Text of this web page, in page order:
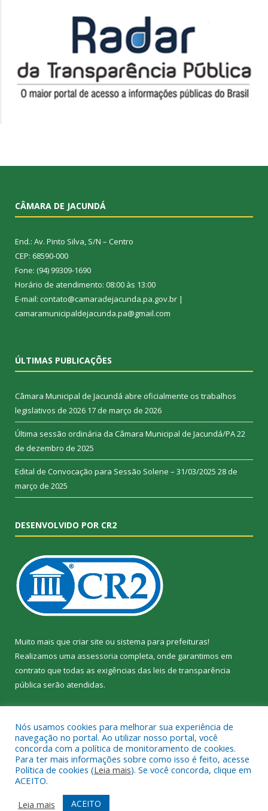
CÂMARA DE JACUNDÁ
End.: Av. Pinto Silva, S/N – Centro
CEP: 68590-000
Fone: (94) 99309-1690
Horário de atendimento: 08:00 às 13:00
E-mail: contato@camaradejacunda.pa.gov.br |
camaramunicipaldejacunda.pa@gmail.com
ÚLTIMAS PUBLICAÇÕES
Câmara Municipal de Jacundá abre oficialmente os trabalhos
legislativos de 2026 17 de março de 2026
Última sessão ordinária da Câmara Municipal de Jacundá/PA22
de dezembro de 2025
Edital de Convocação para Sessão Solene – 31/03/2025 28 de
março de 2025
DESENVOLVIDO POR CR2
Muito mais que criar site ou sistema para prefeituras!
Realizamos uma assessoria completa, onde garantimos em
contrato que todas as exigências das leis de transparência
pública serão atendidas.
Todos os direitos reservados a Câmara Municipal de Jacundá.
Mapa do Site
Acessar Área Administrativa
Nós usamos cookies para melhorar sua experiência de
navegação no portal. Ao utilizar nosso portal, você
concorda com a política de monitoramento de cookies.
Para ter mais informações sobre como isso é feito, acesse
Política de cookies (Leia mais). Se você concorda, clique em
ACEITO.
Leia mais
ACEITO